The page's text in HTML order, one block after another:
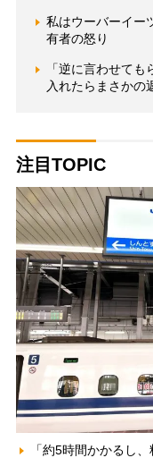
私はウーバーイ
有者の怒り
「逆に言わせて
入れたらまさかの
注目TOPIC
「約5時間かかるし